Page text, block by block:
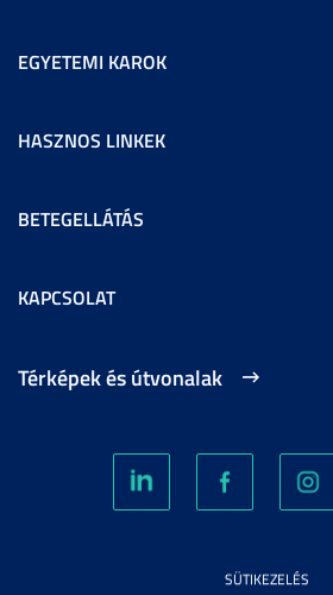
EGYETEMI KAROK
HASZNOS LINKEK
BETEGELLÁTÁS
KAPCSOLAT
Térképek és útvonalak
SÜTIKEZELÉS